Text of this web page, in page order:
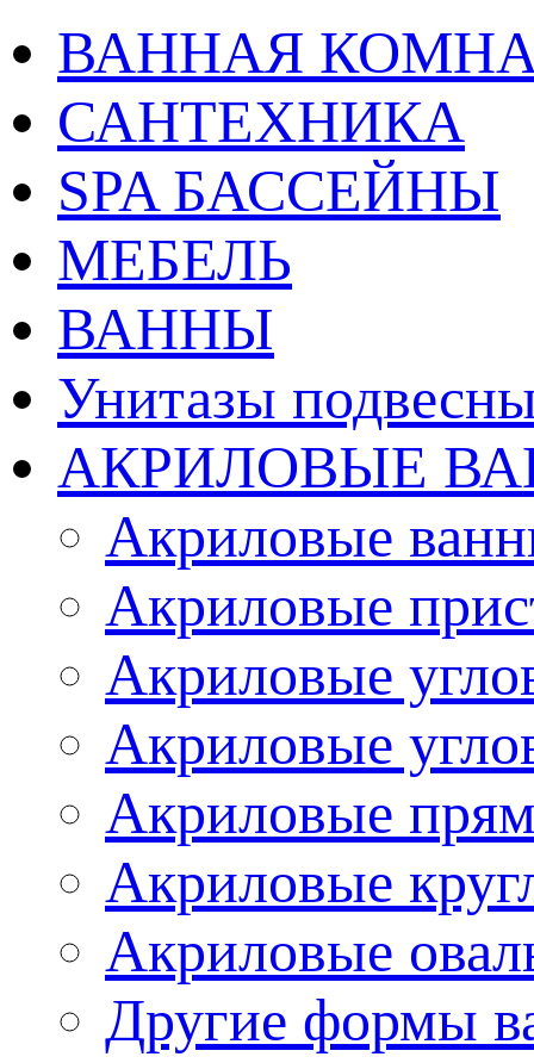
ВАННАЯ
САНТЕХНИКА
SPA БАССЕЙНЫ
МЕБЕЛЬ
ВАННЫ
Унитазы
АКРИЛОВЫЕ
Акриловые
Акриловые
Акриловые
Акриловые
Акриловые
Акриловые
Акриловые
Другие формы